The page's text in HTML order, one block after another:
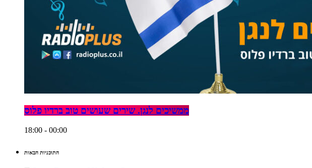
ממשיכים לנגן. שירים שעושים טוב ברדיו פלוס
18:00 - 00:00
התוכניות הבאות